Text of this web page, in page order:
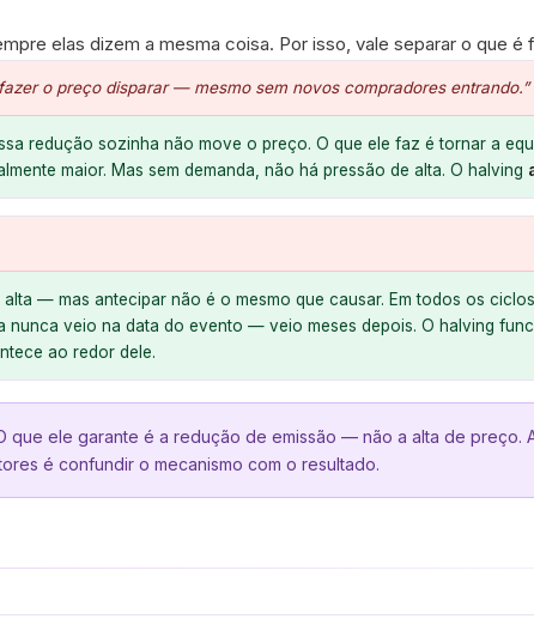
elas dizem a mesma coisa. Por isso, vale separar o que é
o preço disparar — mesmo sem novos compradores entrando.”
redução sozinha não move o preço. O que ele faz é tornar a
maior. Mas sem demanda, não há pressão de alta. O halving
— mas antecipar não é o mesmo que causar. Em todos os
nunca veio na data do evento — veio meses depois. O halving
ao redor dele.
que ele garante é a redução de emissão — não a alta de preço.
é confundir o mecanismo com o resultado.